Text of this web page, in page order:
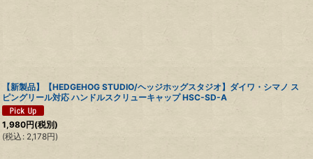
【新製品】【HEDGEHOG STUDIO/ヘッジホッグスタジオ】ダイワ・シマノ ス
ピングリール対応 ハンドルスクリューキャップ HSC-SD-A
1,980円(税別)
(税込 : 2,178円)